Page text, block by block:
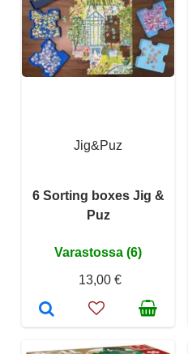
Jig&Puz
6 Sorting boxes Jig &
Puz
Varastossa (6)
13,00 €